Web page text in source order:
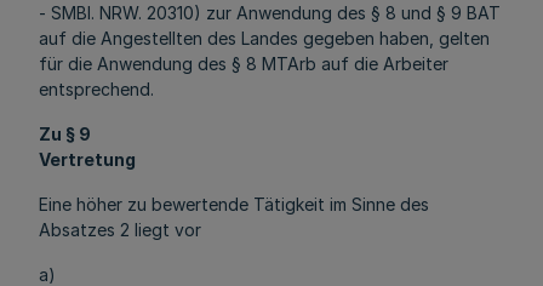
- SMBl. NRW. 20310) zur Anwendung des § 8 und § 9 BAT
auf die Angestellten des Landes gegeben haben, gelten
für die Anwendung des § 8 MTArb auf die Arbeiter
entsprechend.
Zu § 9
Vertretung
Eine höher zu bewertende Tätigkeit im Sinne des
Absatzes 2 liegt vor
a)